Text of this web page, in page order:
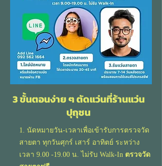
3 ขั้นตอนง่าย ๆ ตัดแว่นที่ร้านแว่น
ปุถุชน
1. นัดหมายวัน-เวลาเพื่อเข้ารับการตรวจวัด
สายตา ทุกวันศุกร์ เสาร์ อาทิตย์ ระหว่าง
เวลา 9.00 -19.00 น. ไม่รับ Walk-In ตรวจวัด